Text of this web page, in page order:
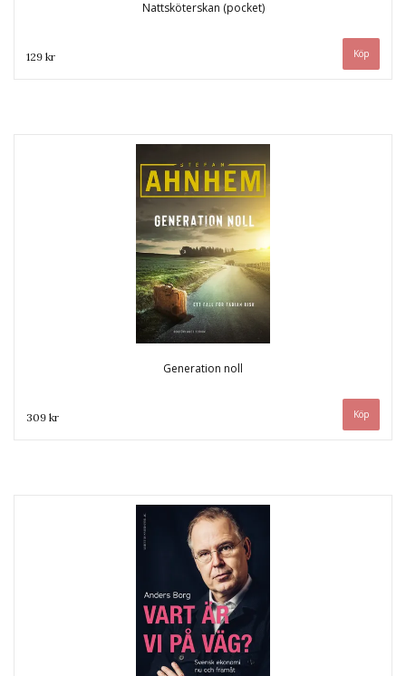
Nattsköterskan (pocket)
129 kr
Generation noll
309 kr